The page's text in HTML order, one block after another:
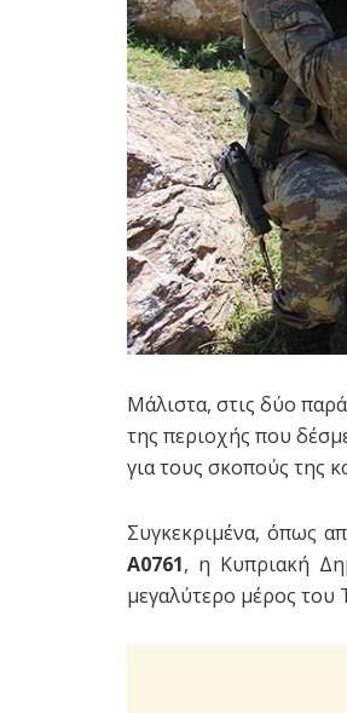
Μάλιστα, στις δύο
της περιοχής που
για τους σκοπούς της
Συγκεκριμένα, όπως
Α0761, η Κυπριακή
μεγαλύτερο μέρος του